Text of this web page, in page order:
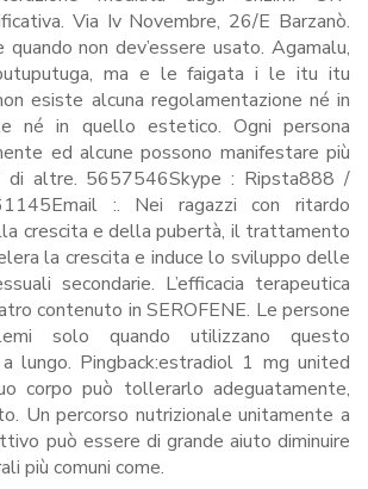
Via Iv Novembre, 26/E Barzanò.
non dev’essere usato. Agamalu,
ma e le faigata i le itu itu
esiste alcuna regolamentazione né in
né in quello estetico. Ogni persona
ed alcune possono manifestare più
altre. 5657546Skype : Ripsta888 /
:. Nei ragazzi con ritardo
crescita e della pubertà, il trattamento
la crescita e induce lo sviluppo delle
secondarie. L’efficacia terapeutica
contenuto in SEROFENE. Le persone
solo quando utilizzano questo
lungo. Pingback:estradiol 1 mg united
corpo può tollerarlo adeguatamente,
Un percorso nutrizionale unitamente a
può essere di grande aiuto diminuire
più comuni come.